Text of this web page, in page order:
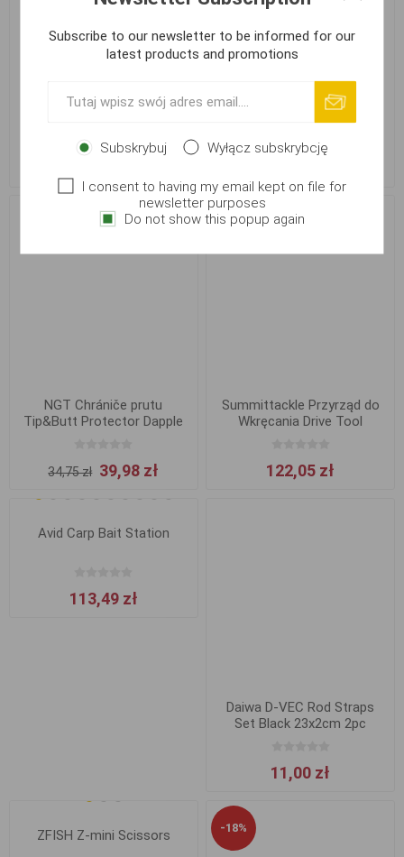
SPRO C-Tec Casting
SPRO C-Tec Casting
Protector, vel. XXL
NGT Chrániče prutu
Tip&Butt Protector Dapple
34,75 zł 39,98 zł
Summittackle Przyrząd do
Wkręcania Drive Tool
122,05 zł
Avid Carp Bait Station
113,49 zł
Daiwa D-VEC Rod Straps
Set Black 23x2cm 2pc
11,00 zł
ZFISH Z-mini Scissors -18%
Subscribe to our newsletter to be informed for our
latest products and promotions
Subskrybuj Wyłącz subskrybcję
I consent to having my email kept on file for
newsletter purposes
Do not show this popup again